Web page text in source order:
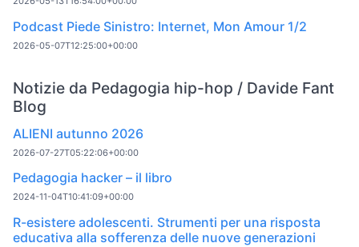
Podcast Piede Sinistro: Internet, Mon Amour 1/2
2026-05-07T12:25:00+00:00
Notizie da Pedagogia hip-hop / Davide Fant
Blog
ALIENI autunno 2026
2026-07-27T05:22:06+00:00
Pedagogia hacker – il libro
2024-11-04T10:41:09+00:00
R-esistere adolescenti. Strumenti per una risposta
educativa alla sofferenza delle nuove generazioni